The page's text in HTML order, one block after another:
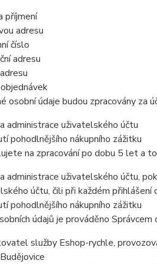
příjmení
adresu
číslo
adresu
osobní údaje budou zpracovány za
administrace uživatelského účtu
pohodlnějšího nákupního zážitku
na zpracování po dobu 5 leta to
administrace uživatelského účtu,
účtu, čili při každém přihlášení
pohodlnějšího nákupního zážitku
údajů je prováděno
služby Eshop-rychle,